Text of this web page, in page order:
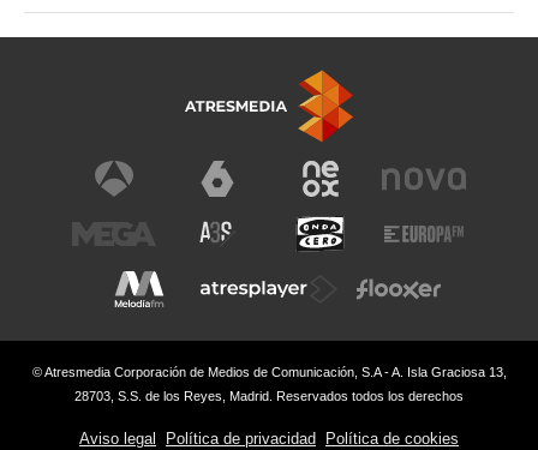
© Atresmedia Corporación de Medios de Comunicación, S.A - A. Isla Graciosa 13,
28703, S.S. de los Reyes, Madrid. Reservados todos los derechos
Aviso legal Política de privacidad Política de cookies